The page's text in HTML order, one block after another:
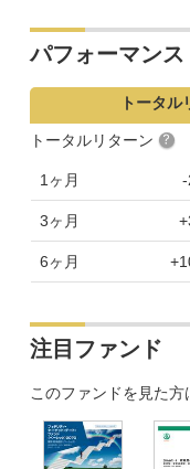
パフォーマンス
トータル
トータルリターン
1ヶ月
3ヶ月
6ヶ月
注目ファンド
このファンドを見た